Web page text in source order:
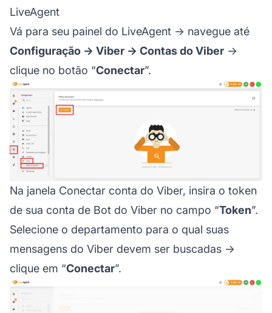
LiveAgent
Vá para seu painel do LiveAgent → navegue até
Configuração → Viber → Contas do Viber →
clique no botão “Conectar”.
Na janela Conectar conta do Viber, insira o token
de sua conta de Bot do Viber no campo “Token”.
Selecione o departamento para o qual suas
mensagens do Viber devem ser buscadas →
clique em “Conectar”.